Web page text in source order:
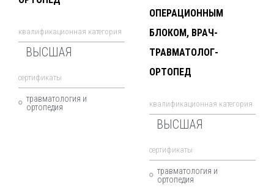
квалификационная категория
ВЫСШАЯ
cертификаты
травматология и
ортопедия
ОПЕРАЦИОННЫМ
БЛОКОМ, ВРАЧ-
ТРАВМАТОЛОГ-
ОРТОПЕД
квалификационная категория
ВЫСШАЯ
cертификаты
травматология и
ортопедия